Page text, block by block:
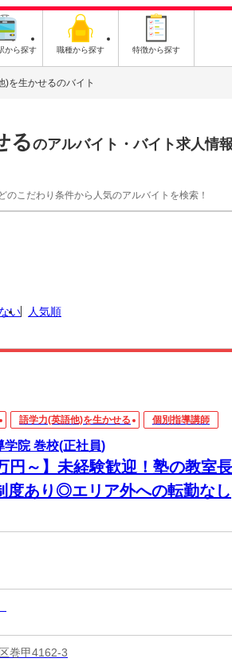
から探す 職種から探す 特徴から探す
)を生かせるのバイト
るのアルバイト・バイト求人情報
こだわり条件から人気のアルバイトを検索！
い 人気順
語学力(英語他)を生かせる 個別指導講師
学院 巻校(正社員)
円～】未経験歓迎！塾の教室
度あり◎エリア外への転勤なし
巻甲4162-3